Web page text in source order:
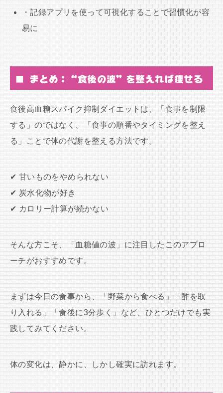
・記録アプリを使って可視化することで習慣化が容
易に
■ まとめ：“食後の波”を整えれば痩せる
食後高血糖スパイク抑制ダイエットは、「食事を制限
する」のではなく、「食事の順番やタイミングを整え
る」ことで体の代謝を整える方法です。
✔ 甘いものをやめられない
✔ 炭水化物が好き
✔ カロリー計算が続かない
そんな方こそ、「血糖値の波」に注目したこのアプロ
ーチがおすすめです。
まずは今日の食事から、「野菜から食べる」「酢を取
り入れる」「食後に3分歩く」など、ひとつだけでも実
践してみてください。
体の変化は、静かに、しかし確実に訪れます。